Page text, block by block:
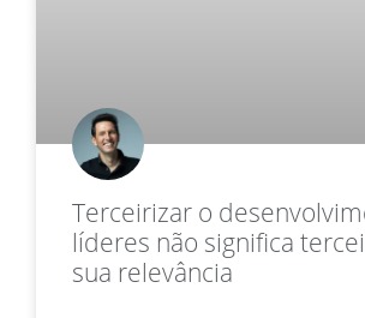
Terceirizar o
líderes não significa
sua relevância